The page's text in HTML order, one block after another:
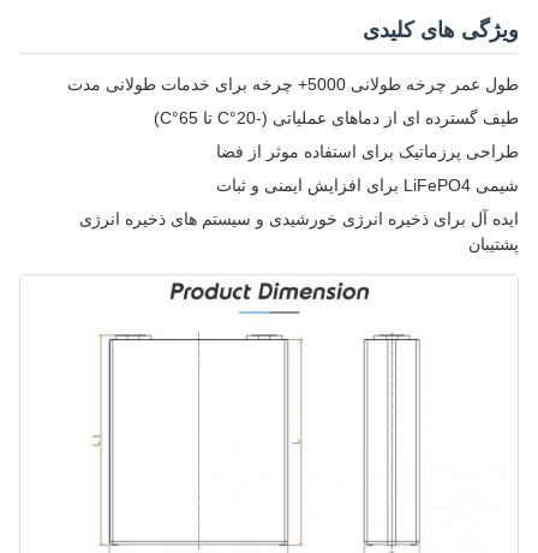
ویژگی های کلیدی
طول عمر چرخه طولانی 5000+ چرخه برای خدمات طولانی مدت
طیف گسترده ای از دماهای عملیاتی (-20°C تا 65°C)
طراحی پرزماتیک برای استفاده موثر از فضا
شیمی LiFePO4 برای افزایش ایمنی و ثبات
ایده آل برای ذخیره انرژی خورشیدی و سیستم های ذخیره انرژی
پشتیبان